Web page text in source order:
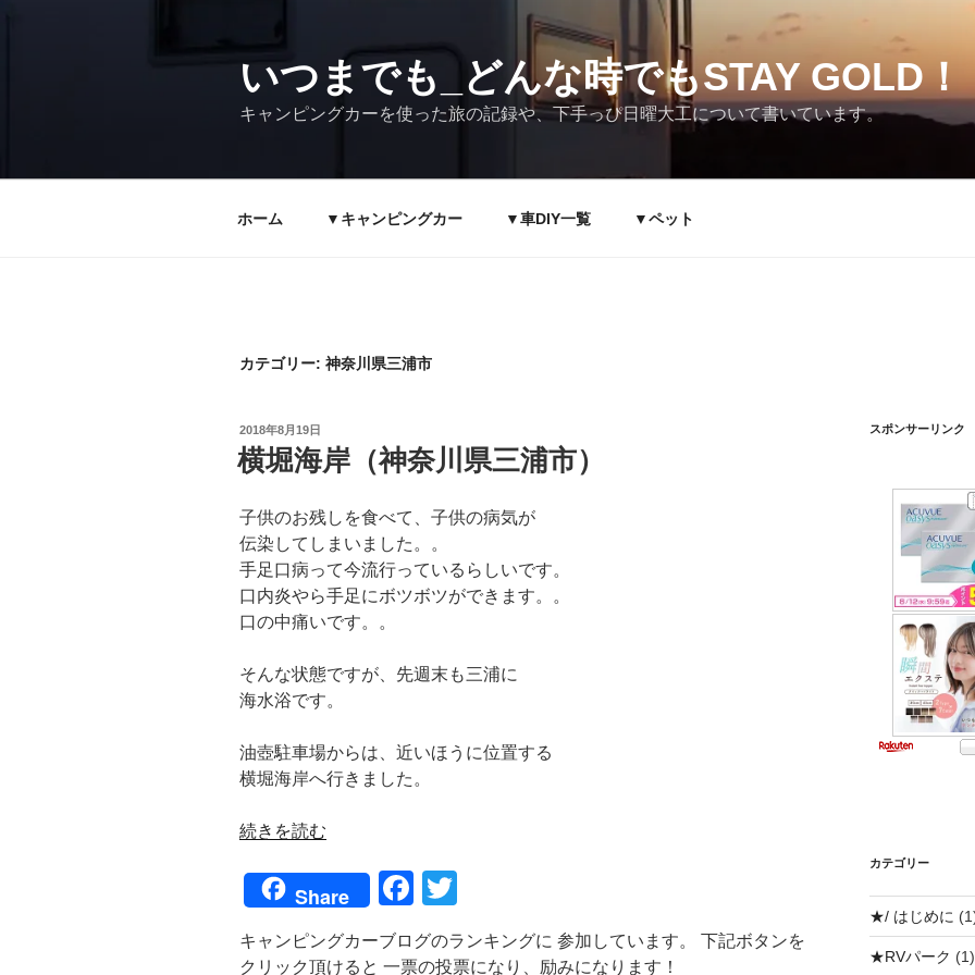
いつまでも_どんな時でもSTAY GOLD！
キャンピングカーを使った旅の記録や、下手っぴ日曜大工について書いています。
ホーム ▼キャンピングカー ▼車DIY一覧 ▼ペット
カテゴリー: 神奈川県三浦市
投
稿
日:
2018年8月19日
横堀海岸（神奈川県三浦市）
子供のお残しを食べて、子供の病気が
伝染してしまいました。。
手足口病って今流行っているらしいです。
口内炎やら手足にボツボツができます。。
口の中痛いです。。
そんな状態ですが、先週末も三浦に
海水浴です。
油壺駐車場からは、近いほうに位置する
横堀海岸へ行きました。
“横
海
岸
（神
奈
続きを読む
Share
F
a
c
tt
キャンピングカーブログのランキングに 参加しています。 下記ボタンを
クリック頂けると 一票の投票になり、励みになります！
スポンサーリンク
カテゴリー
★/ はじめに
★RVパーク (1)